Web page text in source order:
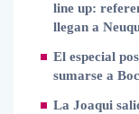
line up:
llegan a
El especial
sumarse a
La Joaqui